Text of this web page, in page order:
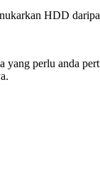
HDD
yang perlu anda